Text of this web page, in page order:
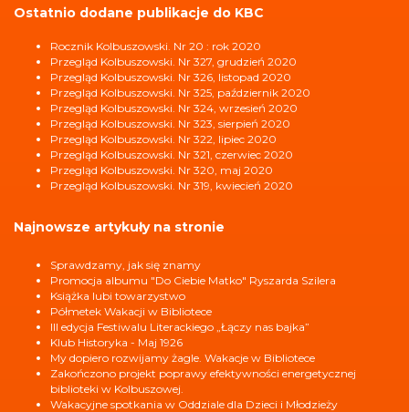
Ostatnio dodane publikacje do KBC
Rocznik Kolbuszowski. Nr 20 : rok 2020
Przegląd Kolbuszowski. Nr 327, grudzień 2020
Przegląd Kolbuszowski. Nr 326, listopad 2020
Przegląd Kolbuszowski. Nr 325, październik 2020
Przegląd Kolbuszowski. Nr 324, wrzesień 2020
Przegląd Kolbuszowski. Nr 323, sierpień 2020
Przegląd Kolbuszowski. Nr 322, lipiec 2020
Przegląd Kolbuszowski. Nr 321, czerwiec 2020
Przegląd Kolbuszowski. Nr 320, maj 2020
Przegląd Kolbuszowski. Nr 319, kwiecień 2020
Najnowsze artykuły na stronie
Sprawdzamy, jak się znamy
Promocja albumu "Do Ciebie Matko" Ryszarda Szilera
Książka lubi towarzystwo
Półmetek Wakacji w Bibliotece
III edycja Festiwalu Literackiego „Łączy nas bajka”
Klub Historyka - Maj 1926
My dopiero rozwijamy żagle. Wakacje w Bibliotece
Zakończono projekt poprawy efektywności energetycznej
biblioteki w Kolbuszowej.
Wakacyjne spotkania w Oddziale dla Dzieci i Młodzieży